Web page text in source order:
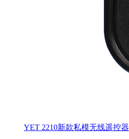
YET 2210新款私模无线遥控器